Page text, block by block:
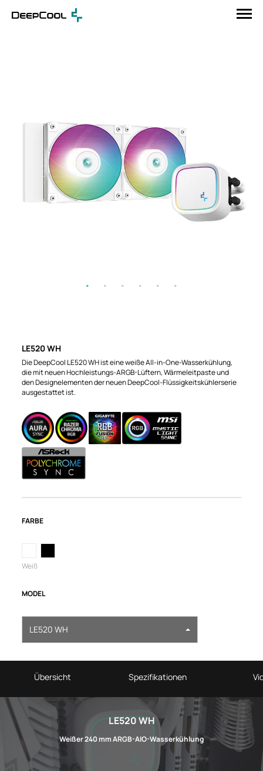
LE520 WH
Die DeepCool LE520 WH ist eine weiße All-in-One-Wasserkühlung,
die mit neuen Hochleistungs-ARGB-Lüftern, Wärmeleitpaste und
den Designelementen der neuen DeepCool-Flüssigkeitskühlerserie
ausgestattet ist.
FARBE
Weiß
MODEL
LE520 WH
Übersicht Spezifikationen
LE520 WH
Weißer 240 mm ARGB-AIO-Wasserkühlung